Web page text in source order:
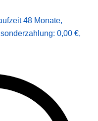
48 Monate,
0,00 €,